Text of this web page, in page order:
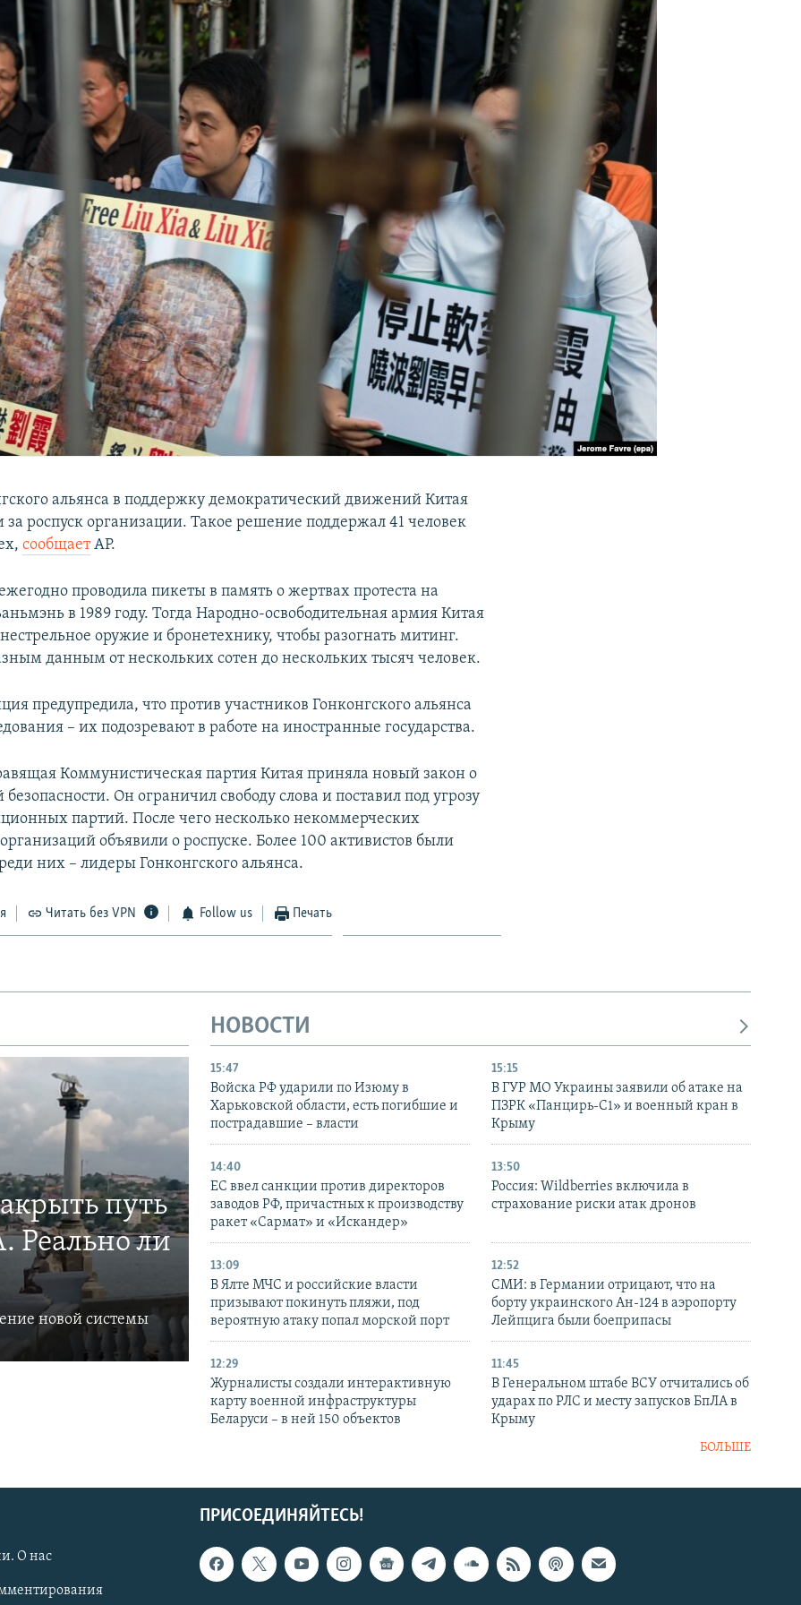
альянса в поддержку демократический движений Китая
за роспуск организации. Такое решение поддержал 41 человек
сообщаетAP.
проводила пикеты в память о жертвах протеста на
в 1989 году. Тогда Народно-освободительная армия Китая
оружие и бронетехнику, чтобы разогнать митинг.
данным от нескольких сотен до нескольких тысяч человек.
предупредила, что против участников Гонконгского альянса
– их подозревают в работе на иностранные государства.
Коммунистическая партия Китая приняла новый закон о
Он ограничил свободу слова и поставил под угрозу
партий. После чего несколько некоммерческих
объявили о роспуске. Более 100 активистов были
них – лидеры Гонконгского альянса.
Читать без VPN Follow us Печать
путь
Реально ли
новой системы
НОВОСТИ
15:47
Войска РФ ударили по Изюму в
Харьковской области, есть погибшие и
пострадавшие – власти
15:15
В ГУР МО Украины заявили об атаке на
ПЗРК «Панцирь-С1» и военный кран в
Крыму
14:40
ЕС ввел санкции против директоров
заводов РФ, причастных к производству
ракет «Сармат» и «Искандер»
13:50
Россия: Wildberries включила в
страхование риски атак дронов
13:09
В Ялте МЧС и российские власти
призывают покинуть пляжи, под
вероятную атаку попал морской порт
12:52
СМИ: в Германии отрицают, что на
борту украинского Ан-124 в аэропорту
Лейпцига были боеприпасы
12:29
Журналисты создали интерактивную
карту военной инфраструктуры
Беларуси – в ней 150 объектов
11:45
В Генеральном штабе ВСУ отчитались об
ударах по РЛС и месту запусков БпЛА в
Крыму
БОЛЬШЕ
ПРИСОЕДИНЯЙТЕСЬ!
О нас